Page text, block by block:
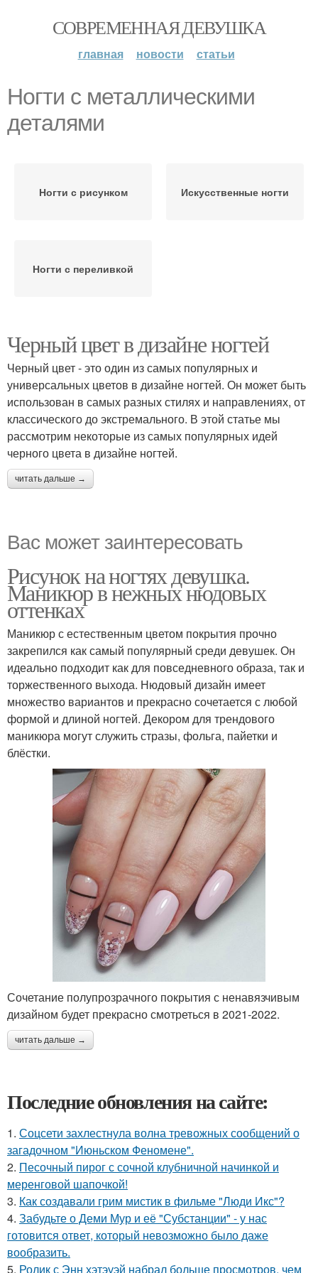
СОВРЕМЕННАЯ ДЕВУШКА
главная новости статьи
Ногти с металлическими
деталями
Ногти с рисунком Искусственные ногти
Ногти с переливкой
Черный цвет в дизайне ногтей
Черный цвет - это один из самых популярных и
универсальных цветов в дизайне ногтей. Он может быть
использован в самых разных стилях и направлениях, от
классического до экстремального. В этой статье мы
рассмотрим некоторые из самых популярных идей
черного цвета в дизайне ногтей.
читать дальше →
Вас может заинтересовать
Рисунок на ногтях девушка.
Маникюр в нежных нюдовых
оттенках
Маникюр с естественным цветом покрытия прочно
закрепился как самый популярный среди девушек. Он
идеально подходит как для повседневного образа, так и
торжественного выхода. Нюдовый дизайн имеет
множество вариантов и прекрасно сочетается с любой
формой и длиной ногтей. Декором для трендового
маникюра могут служить стразы, фольга, пайетки и
блёстки.
Сочетание полупрозрачного покрытия с ненавязчивым
дизайном будет прекрасно смотреться в 2021-2022.
читать дальше →
Последние обновления на сайте:
1. Соцсети захлестнула волна тревожных сообщений о
загадочном "Июньском Феномене".
2. Песочный пирог с сочной клубничной начинкой и
меренговой шапочкой!
3. Как создавали грим мистик в фильме "Люди Икс"?
4. Забудьте о Деми Мур и её "Субстанции" - у нас
готовится ответ, который невозможно было даже
вообразить.
5. Ролик с Энн хэтэуэй набрал больше просмотров, чем